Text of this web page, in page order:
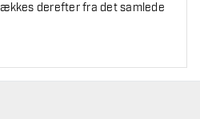
derefter fra det samlede